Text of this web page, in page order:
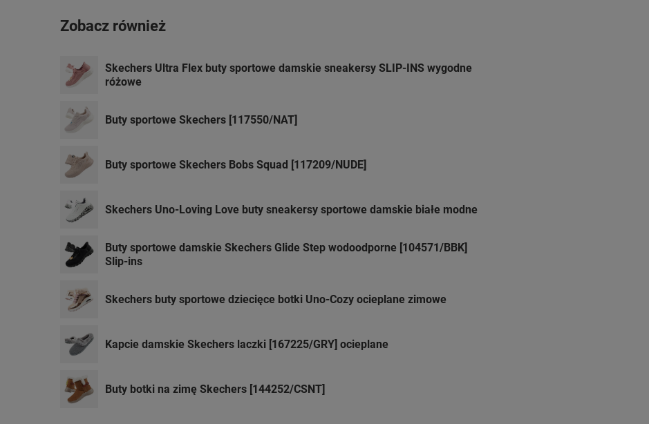
Zobacz również
Skechers Ultra Flex buty sportowe damskie sneakersy SLIP-INS wygodne
różowe
Buty sportowe Skechers [117550/NAT]
Buty sportowe Skechers Bobs Squad [117209/NUDE]
Skechers Uno-Loving Love buty sneakersy sportowe damskie białe modne
Buty sportowe damskie Skechers Glide Step wodoodporne [104571/BBK]
Slip-ins
Skechers buty sportowe dziecięce botki Uno-Cozy ocieplane zimowe
Kapcie damskie Skechers laczki [167225/GRY] ocieplane
Buty botki na zimę Skechers [144252/CSNT]